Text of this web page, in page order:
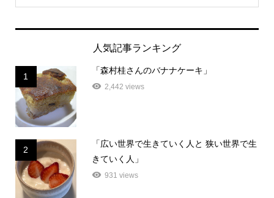
人気記事ランキング
1
「森村桂さんのバナナケーキ」
2,442 views
2
「広い世界で生きていく人と 狭い世界で生
きていく人」
931 views